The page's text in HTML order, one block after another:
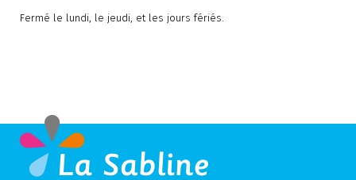
Fermé le lundi, le jeudi, et les jours fériés.